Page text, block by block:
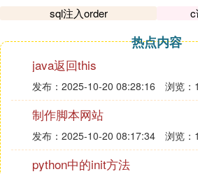
sql注入order
c
热点内容
java返回this
发布：2025-10-20 08:28:16 浏览：
制作脚本网站
发布：2025-10-20 08:17:34 浏览：
python中的init方法